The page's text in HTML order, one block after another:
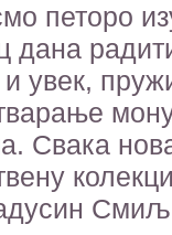
петоро
дана
увек,
Свака